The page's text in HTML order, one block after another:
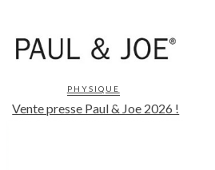
PHYSIQUE
Vente presse Paul & Joe 2026 !